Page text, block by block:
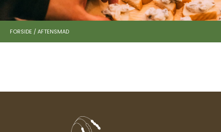
FORSIDE /AFTENSMAD